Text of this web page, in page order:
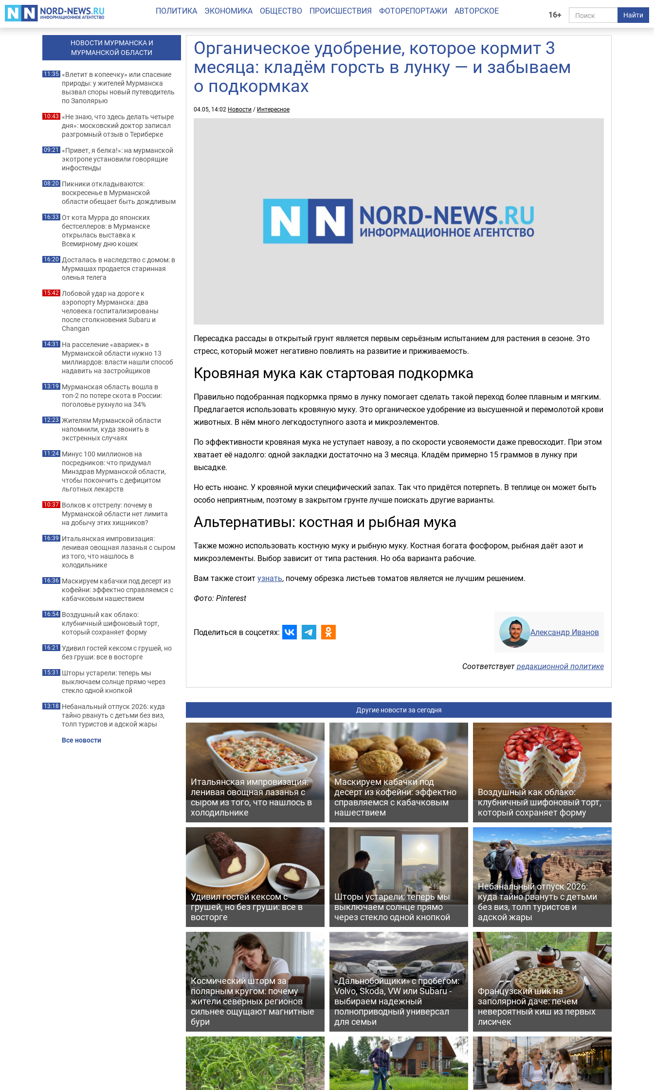
16+ Найти
ПОЛИТИКА ЭКОНОМИКА ОБЩЕСТВО ПРОИСШЕСТВИЯ ФОТОРЕПОРТАЖИ АВТОРСКОЕ
Органическое удобрение, которое кормит 3
месяца: кладём горсть в лунку — и забываем
о подкормках
04.05, 14:02 Новости / Интересное
Пересадка рассады в открытый грунт является первым серьёзным испытанием для растения в сезоне. Это
стресс, который может негативно повлиять на развитие и приживаемость.
Кровяная мука как стартовая подкормка
Правильно подобранная подкормка прямо в лунку помогает сделать такой переход более плавным и мягким.
Предлагается использовать кровяную муку. Это органическое удобрение из высушенной и перемолотой крови
животных. В нём много легкодоступного азота и микроэлементов.
По эффективности кровяная мука не уступает навозу, а по скорости усвояемости даже превосходит. При этом
хватает её надолго: одной закладки достаточно на 3 месяца. Кладём примерно 15 граммов в лунку при
высадке.
Но есть нюанс. У кровяной муки специфический запах. Так что придётся потерпеть. В теплице он может быть
особо неприятным, поэтому в закрытом грунте лучше поискать другие варианты.
Альтернативы: костная и рыбная мука
Также можно использовать костную муку и рыбную муку. Костная богата фосфором, рыбная даёт азот и
микроэлементы. Выбор зависит от типа растения. Но оба варианта рабочие.
Вам также стоитузнать, почему обрезка листьев томатов является не лучшим решением.
Фото: Pinterest
Поделиться в соцсетях: Александр Иванов
Соответствуетредакционной политике
Другие новости за сегодня
Итальянская импровизация:
ленивая овощная лазанья с
сыром из того, что нашлось в
холодильнике
Маскируем кабачки под
десерт из кофейни: эффектно
справляемся с кабачковым
нашествием
Воздушный как облако:
клубничный шифоновый торт,
который сохраняет форму
Удивил гостей кексом с
грушей, но без груши: все в
восторге
Шторы устарели: теперь мы
выключаем солнце прямо
через стекло одной кнопкой
Небанальный отпуск 2026:
куда тайно рвануть с детьми
без виз, толп туристов и
адской жары
Космический шторм за
полярным кругом: почему
жители северных регионов
сильнее ощущают магнитные
бури
«Дальнобойщики» с пробегом:
Volvo, Skoda, VW или Subaru -
выбираем надежный
полноприводный универсал
для семьи
Французский шик на
заполярной даче: печем
невероятный киш из первых
лисичек
НОВОСТИ МУРМАНСКА И
МУРМАНСКОЙ ОБЛАСТИ
11:35 «Влетит в копеечку» или спасение
природы: у жителей Мурманска
вызвал споры новый путеводитель
по Заполярью
10:43 «Не знаю, что здесь делать четыре
дня»: московский доктор записал
разгромный отзыв о Териберке
09:21 «Привет, я белка!»: на мурманской
экотропе установили говорящие
инфостенды
08:20 Пикники откладываются:
воскресенье в Мурманской
области обещает быть дождливым
16:33 От кота Мурра до японских
бестселлеров: в Мурманске
открылась выставка к
Всемирному дню кошек
16:20 Досталась в наследство с домом: в
Мурмашах продается старинная
оленья телега
15:42 Лобовой удар на дороге к
аэропорту Мурманска: два
человека госпитализированы
после столкновения Subaru и
Changan
14:31 На расселение «авариек» в
Мурманской области нужно 13
миллиардов: власти нашли способ
надавить на застройщиков
13:19 Мурманская область вошла в
топ-2 по потере скота в России:
поголовье рухнуло на 34%
12:23 Жителям Мурманской области
напомнили, куда звонить в
экстренных случаях
11:24 Минус 100 миллионов на
посредников: что придумал
Минздрав Мурманской области,
чтобы покончить с дефицитом
льготных лекарств
10:37 Волков к отстрелу: почему в
Мурманской области нет лимита
на добычу этих хищников?
16:39 Итальянская импровизация:
ленивая овощная лазанья с сыром
из того, что нашлось в
холодильнике
16:36 Маскируем кабачки под десерт из
кофейни: эффектно справляемся с
кабачковым нашествием
16:54 Воздушный как облако:
клубничный шифоновый торт,
который сохраняет форму
16:21 Удивил гостей кексом с грушей, но
без груши: все в восторге
15:31 Шторы устарели: теперь мы
выключаем солнце прямо через
стекло одной кнопкой
13:18 Небанальный отпуск 2026: куда
тайно рвануть с детьми без виз,
толп туристов и адской жары
Все новости